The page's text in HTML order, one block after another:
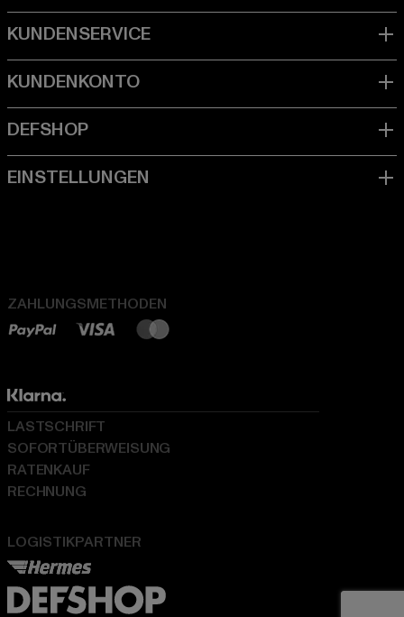
ZAHLUNGSMETHODEN
LOGISTIKPARTNER
LASTSCHRIFT
SOFORTÜBERWEISUNG
RATENKAUF
RECHNUNG